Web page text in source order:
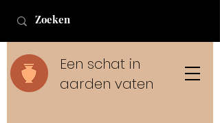
Een schat in
aarden vaten